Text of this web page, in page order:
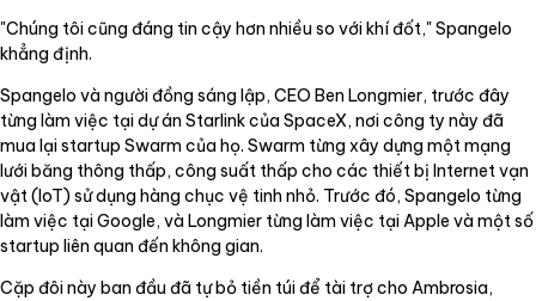
"Chúng tôi cũng đáng tin cậy hơn nhiều so với khí đốt," Spangelo
khẳng định.
Spangelo và người đồng sáng lập, CEO Ben Longmier, trước đây
từng làm việc tại dự án Starlink của SpaceX, nơi công ty này đã
mua lại startup Swarm của họ. Swarm từng xây dựng một mạng
lưới băng thông thấp, công suất thấp cho các thiết bị Internet vạn
vật (IoT) sử dụng hàng chục vệ tinh nhỏ. Trước đó, Spangelo từng
làm việc tại Google, và Longmier từng làm việc tại Apple và một số
startup liên quan đến không gian.
Cặp đôi này ban đầu đã tự bỏ tiền túi để tài trợ cho Ambrosia,